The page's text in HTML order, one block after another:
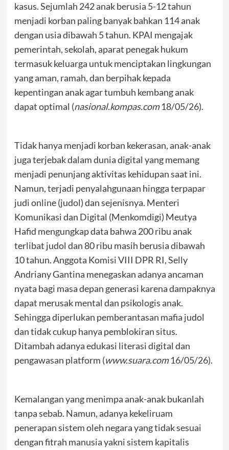
kasus. Sejumlah 242 anak berusia 5-12 tahun
menjadi korban paling banyak bahkan 114 anak
dengan usia dibawah 5 tahun. KPAI mengajak
pemerintah, sekolah, aparat penegak hukum
termasuk keluarga untuk menciptakan lingkungan
yang aman, ramah, dan berpihak kepada
kepentingan anak agar tumbuh kembang anak
dapat optimal (nasional.kompas.com18/05/26).
Tidak hanya menjadi korban kekerasan, anak-anak
juga terjebak dalam dunia digital yang memang
menjadi penunjang aktivitas kehidupan saat ini.
Namun, terjadi penyalahgunaan hingga terpapar
judi online (judol) dan sejenisnya. Menteri
Komunikasi dan Digital (Menkomdigi) Meutya
Hafid mengungkap data bahwa 200 ribu anak
terlibat judol dan 80 ribu masih berusia dibawah
10 tahun. Anggota Komisi VIII DPR RI, Selly
Andriany Gantina menegaskan adanya ancaman
nyata bagi masa depan generasi karena dampaknya
dapat merusak mental dan psikologis anak.
Sehingga diperlukan pemberantasan mafia judol
dan tidak cukup hanya pemblokiran situs.
Ditambah adanya edukasi literasi digital dan
pengawasan platform (www.suara.com16/05/26).
Kemalangan yang menimpa anak-anak bukanlah
tanpa sebab. Namun, adanya kekeliruam
penerapan sistem oleh negara yang tidak sesuai
dengan fitrah manusia yakni sistem kapitalis